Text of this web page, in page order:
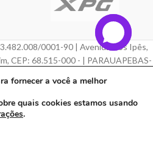
0001-90 | Avenida Dos Ipês,
CEP: 68.515-000 - | PARAUAPEBAS-
ZeroumStudio
fornecer a você a melhor
quais cookies estamos usando
.